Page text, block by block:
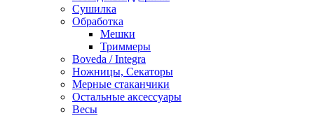
Сушилка
Обработка
Мешки
Триммеры
Boveda / Integra
Ножницы, Секаторы
Мерные стаканчики
Остальные аксессуары
Весы